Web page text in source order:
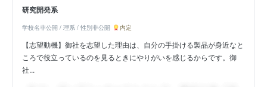
研究開発系
学校名非公開 / 理系 / 性別非公開 内定
【志望動機】御社を志望した理由は、自分の手掛ける製品が身近なと
ころで役立っているのを見るときにやりがいを感じるからです。御
社...